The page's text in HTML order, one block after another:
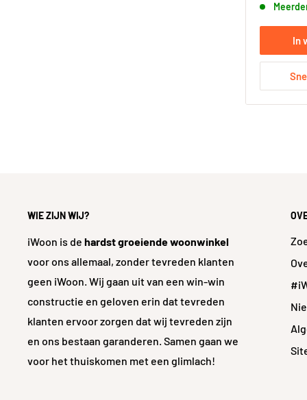
In
WIE ZIJN WIJ?
iWoon is de hardst groeiende woonwinkel
voor ons allemaal, zonder tevreden klanten
geen iWoon. Wij gaan uit van een win-win
constructie en geloven erin dat tevreden
klanten ervoor zorgen dat wij tevreden zijn
en ons bestaan garanderen. Samen gaan we
voor het thuiskomen met een glimlach!